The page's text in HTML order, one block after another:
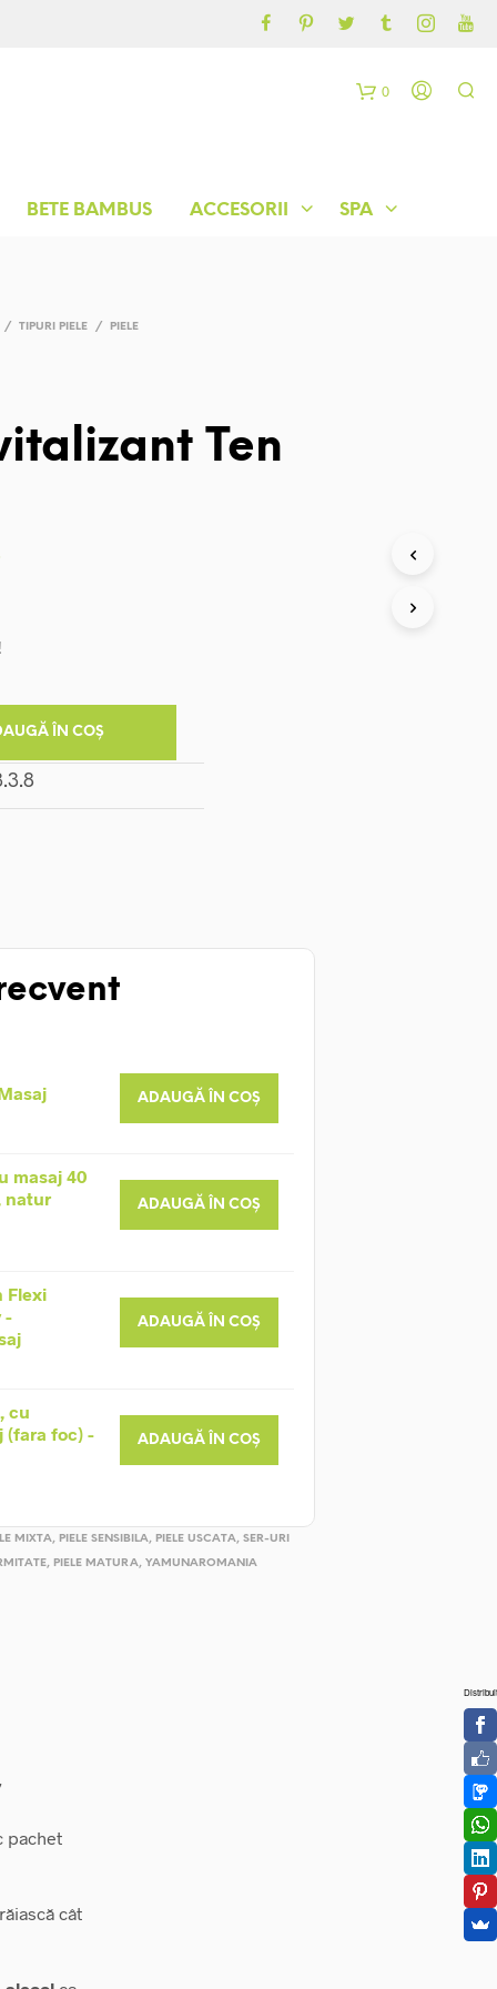
BETE BAMBUS ACCESORII SPA
0
/ TIPURI PIELE / PIELE
Ten
ÎN COȘ
ADAUGĂ ÎN COȘ
masaj 40
natur
ADAUGĂ ÎN COȘ
Flexi
-
ADAUGĂ ÎN COȘ
cu
(fara foc) -
ADAUGĂ ÎN COȘ
MIXTA, PIELE SENSIBILA, PIELE USCATA, SER-URI
, PIELE MATURA, YAMUNAROMANIA
pachet
cât
Distribuit